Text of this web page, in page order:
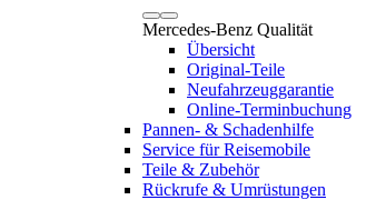
Mercedes-Benz Qualität
Übersicht
Original-Teile
Neufahrzeuggarantie
Online-Terminbuchung
Pannen- & Schadenhilfe
Service für Reisemobile
Teile & Zubehör
Rückrufe & Umrüstungen